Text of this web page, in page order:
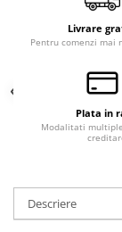
Livrare
Pentru comenzi mai
Plata in
Modalitati
Descriere